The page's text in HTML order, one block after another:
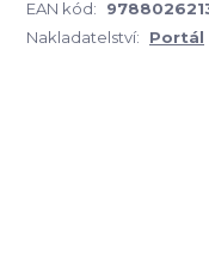
EAN kód:
Nakladatelství: Portál